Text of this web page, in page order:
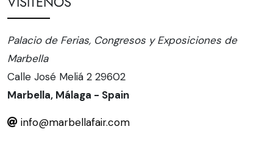
Palacio de Ferias, Congresos y Exposiciones de
Marbella
Calle José Meliá 2 29602
Marbella, Málaga - Spain
info@marbellafair.com